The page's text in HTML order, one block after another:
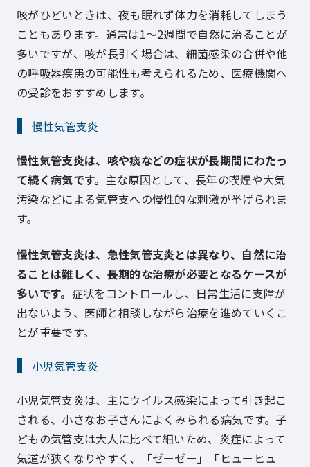
咳がひどいときは、夜も眠れず体力を消耗してしまう
こともあります。通常は1～2週間で自然に治ることが
多いですが、咳が長引く場合は、細菌感染の合併や他
の呼吸器疾患の可能性も考えられるため、医療機関へ
の受診をおすすめします。
慢性気管支炎
慢性気管支炎は、咳や痰などの症状が長期間にわたっ
て続く病気です。 主な原因として、長年の喫煙や大気
汚染などによる気管支への慢性的な刺激が挙げられま
す。
慢性気管支炎は、急性気管支炎とは異なり、自然に治
ることは難しく、長期的な治療が必要となるケースが
多いです。 症状をコントロールし、日常生活に支障が
出ないよう、医師と相談しながら治療を進めていくこ
とが重要です。
小児気管支炎
小児気管支炎は、主にウイルス感染によって引き起こ
される、小さなお子さんによくみられる病気です。子
どもの気管支は大人に比べて細いため、炎症によって
気道が狭くなりやすく、「ゼーゼー」「ヒューヒュ